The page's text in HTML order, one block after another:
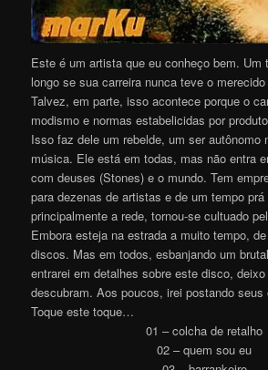
Este é um artista que eu conheço bem. Um
longo se sua carreira nunca teve o
Talvez, em parte, isso acontece porque o
modismo e normas estabelicidas por
Isso faz dele um rebelde, um ser autônomo
música. Ele está em todas, mas não entra
com deuses (Stones) e o mundo. Tem
para dezenas de artistas e de um tempo
principalmente a rede, tornou-se cultuado
Embora esteja na estrada a muito tempo,
discos. Mas em todos, esbanjando um
entrarei em detalhes sobre este disco,
descubram. Aos poucos, irei postando
Toque este toque…
01 – colcha de retalho
02 – quem sou eu